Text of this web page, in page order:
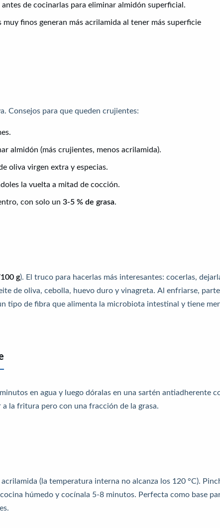
de cocinarlas para eliminar almidón superficial.
muy finos generan más acrilamida al tener más superficie
Consejos para que queden crujientes:
almidón (más crujientes, menos acrilamida).
oliva virgen extra y especias.
la vuelta a mitad de cocción.
con solo un 3-5 % de grasa.
g). El truco para hacerlas más interesantes: cocerlas,
de oliva, cebolla, huevo duro y vinagreta. Al enfriarse, parte
tipo de fibra que alimenta la microbiota intestinal y tiene
en agua y luego dóralas en una sartén antiadherente
a la fritura pero con una fracción de la grasa.
(la temperatura interna no alcanza los 120 °C).
húmedo y cocínala 5-8 minutos. Perfecta como base